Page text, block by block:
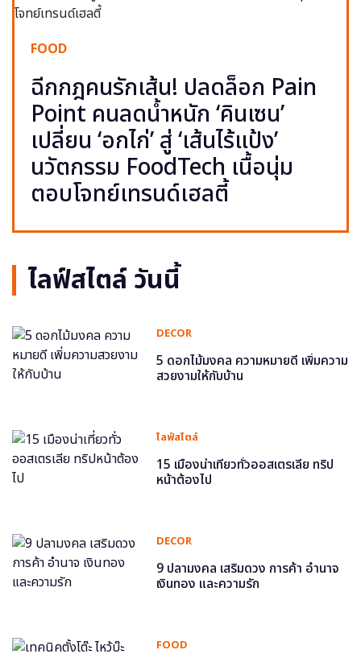
FOOD
ฉีกกฎคนรักเส้น! ปลดล็อก Pain
Point คนลดน้ำหนัก ‘คินเซน’
เปลี่ยน ‘อกไก่’ สู่ ‘เส้นไร้แป้ง’
นวัตกรรม FoodTech เนื้อนุ่ม
ตอบโจทย์เทรนด์เฮลตี้
ไลฟ์สไตล์ วันนี้
DECOR
5 ดอกไม้มงคล ความหมายดี เพิ่มความ
สวยงามให้กับบ้าน
ไลฟ์สไตล์
15 เมืองน่าเที่ยวทั่วออสเตรเลีย ทริป
หน้าต้องไป
DECOR
9 ปลามงคล เสริมดวง การค้า อำนาจ
เงินทอง และความรัก
FOOD